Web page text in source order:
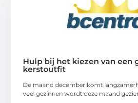
Hulp bij het kiezen van een
kerstoutfit
De maand december komt
veel gezinnen wordt deze maand